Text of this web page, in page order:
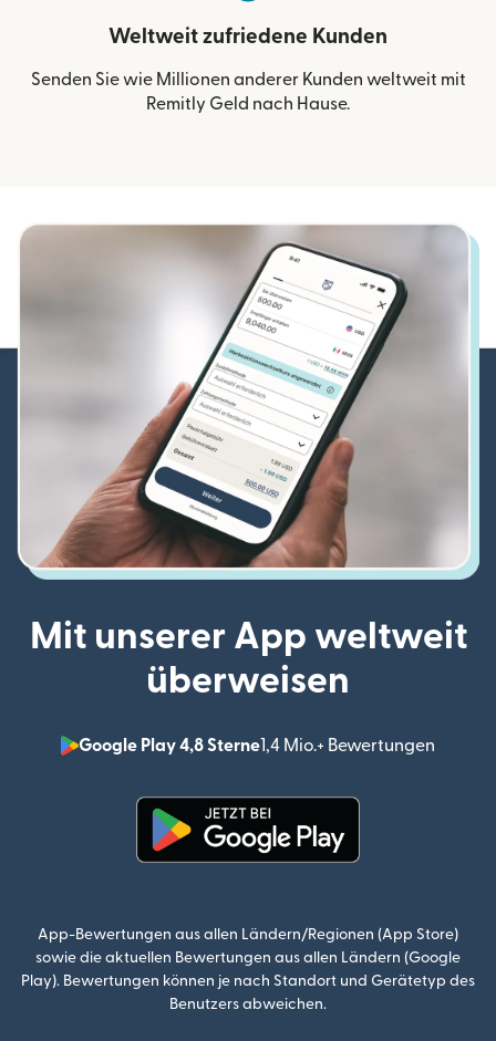
Weltweit zufriedene Kunden
Senden Sie wie Millionen anderer Kunden weltweit mit
Remitly Geld nach Hause.
Mit unserer App weltweit
überweisen
Google Play 4,8 Sterne1,4 Mio.+ Bewertungen
App-Bewertungen aus allen Ländern/Regionen (App Store)
sowie die aktuellen Bewertungen aus allen Ländern (Google
Play). Bewertungen können je nach Standort und Gerätetyp des
Benutzers abweichen.